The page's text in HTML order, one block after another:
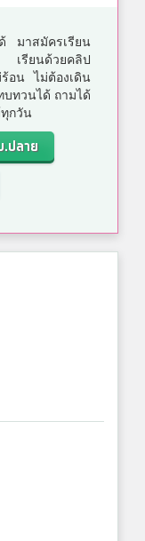
มาสมัครเรียน
เรียนด้วยคลิป
อน ไม่ต้องเดิน
บทวนได้ ถามได้
ทุกวัน
ปลาย